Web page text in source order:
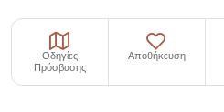
Οδηγίες
Πρόσβασης
Αποθήκευση